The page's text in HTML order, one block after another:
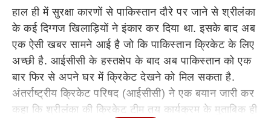
हाल ही में सुरक्षा कारणों से पाकिस्तान दौरे पर जाने से श्रीलंका
के कई दिग्गज खिलाड़ियों ने इंकार कर दिया था. इसके बाद अब
एक ऐसी खबर सामने आई है जो कि पाकिस्तान क्रिकेट के लिए
अच्छी है. आईसीसी के हस्तक्षेप के बाद अब पाकिस्तान को एक
बार फिर से अपने घर में क्रिकेट देखने को मिल सकता है.
अंतर्राष्ट्रीय क्रिकेट परिषद (आईसीसी) ने एक बयान जारी कर
कहा कि श्रीलंका की क्रिकेट टीम तय कार्यक्रम के मुताबिक ही